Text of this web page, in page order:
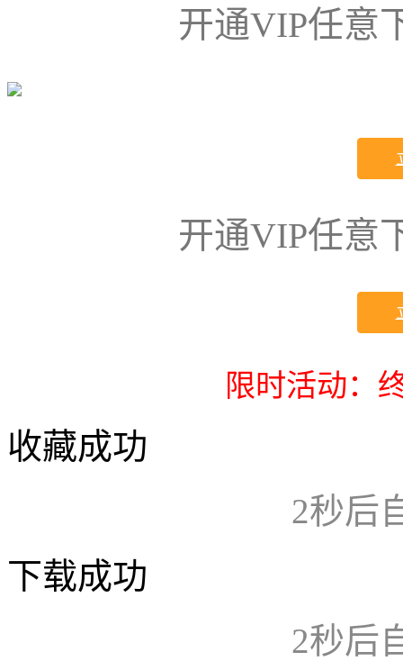
开通VIP任意
开通VIP任意
限时活动：
收藏成功
2秒后
下载成功
2秒后